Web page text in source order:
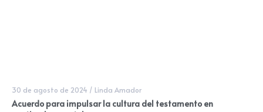
30 de agosto de 2024 / Linda Amador
Acuerdo para impulsar la cultura del testamento en